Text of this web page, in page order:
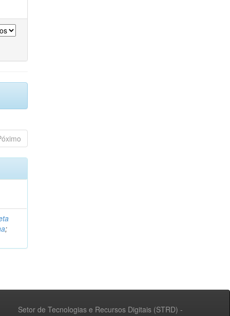
;
Setor de Tecnologias e Recursos Digitais (STRD) -